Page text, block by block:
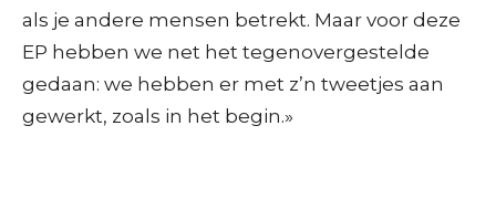
als je andere mensen betrekt. Maar voor deze
EP hebben we net het tegenovergestelde
gedaan: we hebben er met z’n tweetjes aan
gewerkt, zoals in het begin.»